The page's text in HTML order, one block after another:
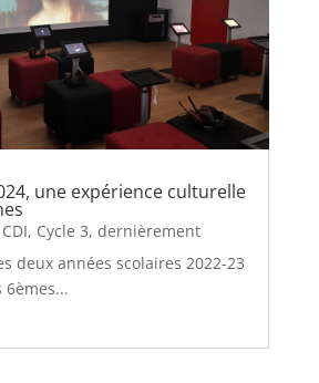
une expérience culturelle
CDI, Cycle 3, dernièrement
deux années scolaires 2022-23
6èmes...